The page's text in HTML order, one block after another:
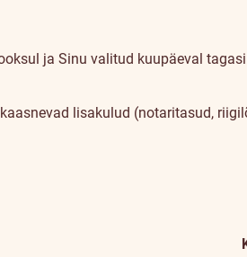
ja Sinu valitud kuupäeval
lisakulud (notaritasud,